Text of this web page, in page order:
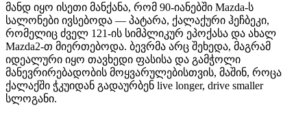
მანდ იყო ისეთი მანქანა, რომ 90-იანებში Mazda-ს
სალონები ივსებოდა — პატარა, ქალაქური ჰეჩბეკი,
რომელიც ძველ 121-ის სიმპლიკურ ეპოქასა და ახალ
Mazda2-თ მიერთებოდა. ბევრმა არც შეხედა, მაგრამ
იდეალური იყო თავხედი ფასისა და გამჭოლი
მანევრირებადობის მოყვარულებისთვის, მაშინ, როცა
ქალაქში ჭკუიდან გადაურბენ live longer, drive smaller
სლოგანი.